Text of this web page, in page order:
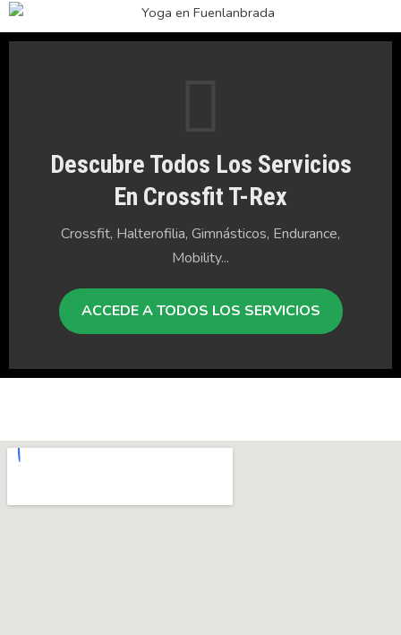
Descubre Todos Los Servicios
En Crossfit T-Rex
Crossfit, Halterofilia, Gimnásticos, Endurance,
Mobility...
ACCEDE A TODOS LOS SERVICIOS